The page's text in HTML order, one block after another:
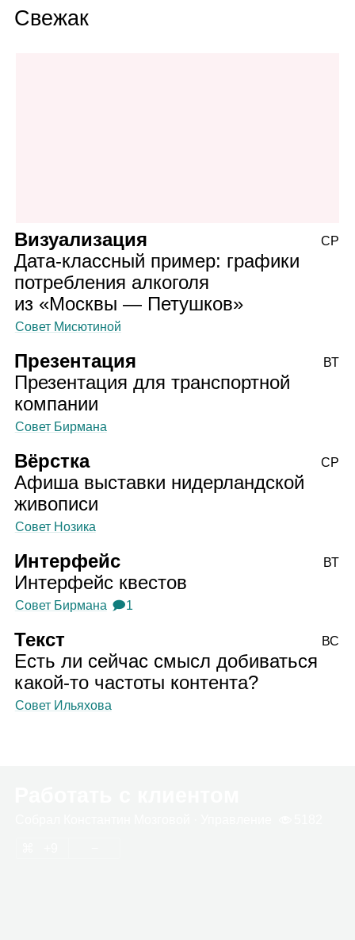
Свежак
Визуализация
Дата‑классный пример: графики
потребления алкоголя
из «Москвы — Петушков»
Совет Мисютиной
СР
Презентация
Презентация для транспортной
компании
Совет Бирмана
ВТ
Вёрстка
Афиша выставки нидерландской
живописи
Совет Нозика
СР
Интерфейс
Интерфейс квестов
Совет Бирмана 🗩1
ВТ
Текст
Есть ли сейчас смысл добиваться
какой‑то частоты контента?
Совет Ильяхова
ВС